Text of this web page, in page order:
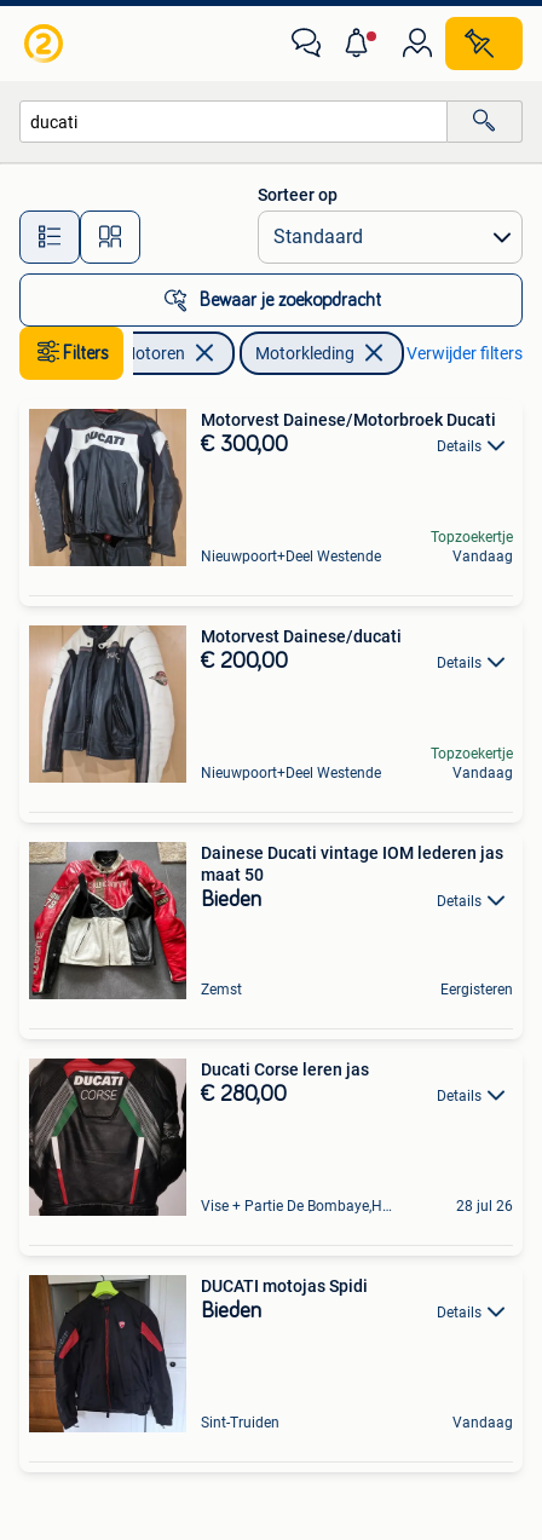
Alle afstanden…
Sorteer op
Bewaar je zoekopdracht
Filters Motoren Motorkleding Verwijder filters
Motorvest Dainese/Motorbroek Ducati
€ 300,00 Details
Nieuwpoort+Deel Westende
Topzoekertje
Vandaag
Motorvest Dainese/ducati
€ 200,00 Details
Nieuwpoort+Deel Westende
Topzoekertje
Vandaag
Dainese Ducati vintage IOM lederen jas
maat 50
Bieden Details
Zemst Eergisteren
Ducati Corse leren jas
€ 280,00 Details
Vise + Partie De Bombaye,Hac- Court, Hermalle-Ss-Argenteau 28 jul 26
DUCATI motojas Spidi
Bieden Details
Sint-Truiden Vandaag